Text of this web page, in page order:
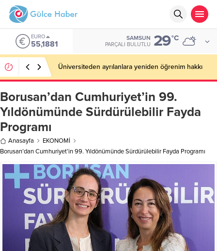
EURO
55,1881
SAMSUN
PARÇALI BULUTLU 29°C
Üniversiteden ayrılanlara yeniden öğrenim hakkı
Borusan’dan Cumhuriyet’in 99.
Yıldönümünde Sürdürülebilir Fayda
Programı
Anasayfa
EKONOMİ
Borusan’dan Cumhuriyet’in 99. Yıldönümünde Sürdürülebilir Fayda Programı